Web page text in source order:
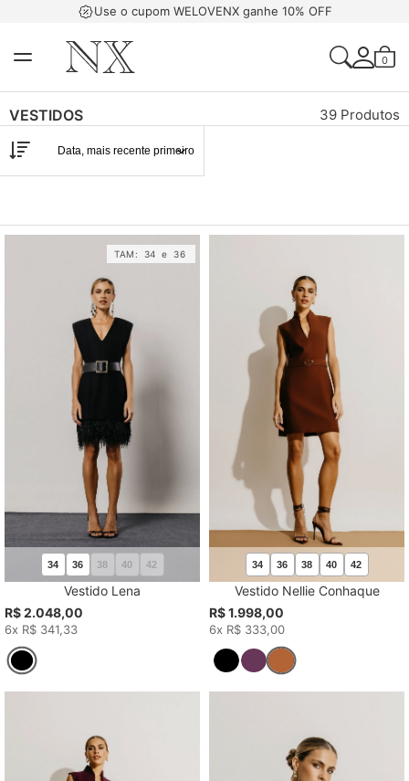
FRETE GRÁTIS acima de R$1500
0
VESTIDOS 39 Produtos
34 36 38 40 42
Vestido Lena
TAM: 34 e 36
R$ 2.048,00
6x R$ 341,33
34 36 38 40 42
Vestido Nellie Conhaque
R$ 1.998,00
6x R$ 333,00